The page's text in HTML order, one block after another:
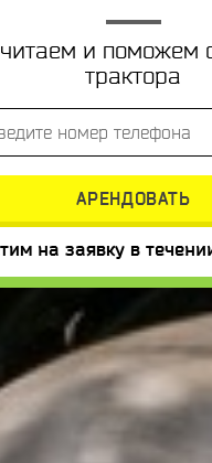
и поможем
трактора
на заявку в